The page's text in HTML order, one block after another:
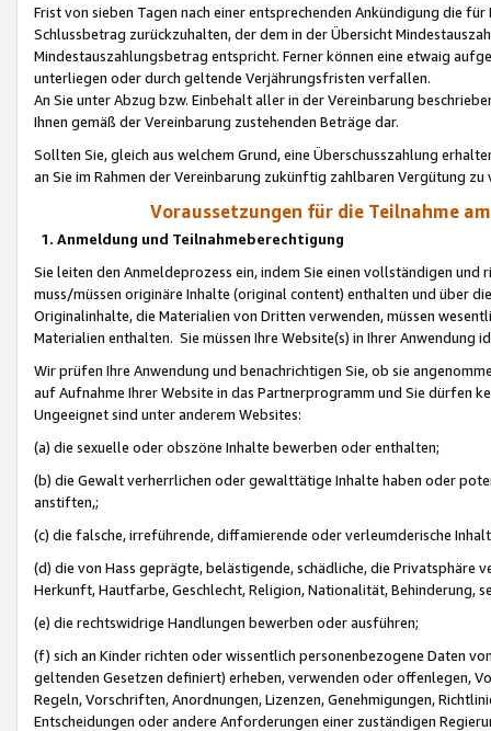
Frist von sieben Tagen nach einer entsprechenden Ankündigung die
Schlussbetrag zurückzuhalten, der dem in der Übersicht
Mindestauszahlungsbetrag entspricht. Ferner können eine etwaig
unterliegen oder durch geltende Verjährungsfristen verfallen.
An Sie unter Abzug bzw. Einbehalt aller in der Vereinbarung
Ihnen gemäß der Vereinbarung zustehenden Beträge dar.
Sollten Sie, gleich aus welchem Grund, eine Überschusszahlung
an Sie im Rahmen der Vereinbarung zukünftig zahlbaren Vergütung zu
Voraussetzungen für die Teilnahme
1. Anmeldung und Teilnahmeberechtigung
Sie leiten den Anmeldeprozess ein, indem Sie einen vollständigen
muss/müssen originäre Inhalte (original content) enthalten und über
Originalinhalte, die Materialien von Dritten verwenden, müssen
Materialien enthalten. Sie müssen Ihre Website(s) in Ihrer Anwendung
Wir prüfen Ihre Anwendung und benachrichtigen Sie, ob sie
auf Aufnahme Ihrer Website in das Partnerprogramm und Sie dürfen
Ungeeignet sind unter anderem Websites:
(a) die sexuelle oder obszöne Inhalte bewerben oder enthalten;
(b) die Gewalt verherrlichen oder gewalttätige Inhalte haben oder
anstiften,;
(c) die falsche, irreführende, diffamierende oder verleumderische
(d) die von Hass geprägte, belästigende, schädliche, die Privatsphäre
Herkunft, Hautfarbe, Geschlecht, Religion, Nationalität, Behinderung,
(e) die rechtswidrige Handlungen bewerben oder ausführen;
(f) sich an Kinder richten oder wissentlich personenbezogene Daten
geltenden Gesetzen definiert) erheben, verwenden oder offenlegen,
Regeln, Vorschriften, Anordnungen, Lizenzen, Genehmigungen,
Entscheidungen oder andere Anforderungen einer zuständigen